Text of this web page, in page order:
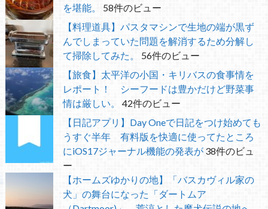
を堪能。
58件のビュー
【料理道具】パスタマシンで生地の端が黒ず
んでしまっていた問題を解消するため分解し
て掃除してみた。
56件のビュー
【旅食】太平洋の小国・キリバスの食事情を
レポート！ シーフードは豊かだけど野菜事
情は厳しい。
42件のビュー
【日記アプリ】Day Oneで日記をつけ始めても
うすぐ半年 有料版を快適に使ってたところ
にiOS17ジャーナル機能の発表が 38件のビュ
ー
【ホームズゆかりの地】「バスカヴィル家の
犬」の舞台になった「ダートムア